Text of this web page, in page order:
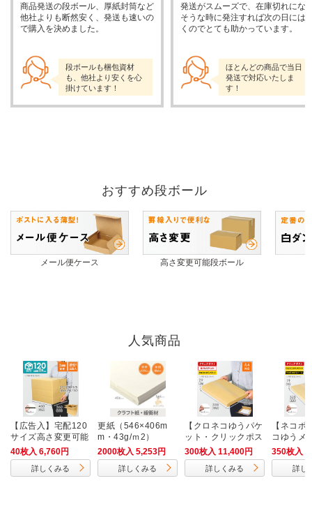
商品発送の段ボール、厚紙封筒など
他社よりも断然安く、発送も速いの
で購入を決めました。
段ボールも梱包資材
も、他社より安くを心
掛けています！
発送がスムーズで、在庫切れにな
そうな時に発注すれば次の日には
くのでとても助かっています。
ほとんどの商品で当日
発送で対応いたしま
す！
おすすめ段ボール
メール便ケース 高さ変更可能段ボール
人気商品
【広告入】宅配120
サイズ高さ変更可能
ダンボール箱
40枚入 6,760円
詳しくみる
更紙（546×406m
m・43g/ｍ2）
2000枚入 5,253円
詳しくみる
【クロネコゆうパケ
ット・クリックポス
ト・ゆうパケット】
厚さ3cm・ヤッコ型
ケース（A4サイ
300枚入 11,400円
詳しくみる
【ネコポ
コゆうメ
2cm・ヤ
ス（A4サ
350枚入
詳し